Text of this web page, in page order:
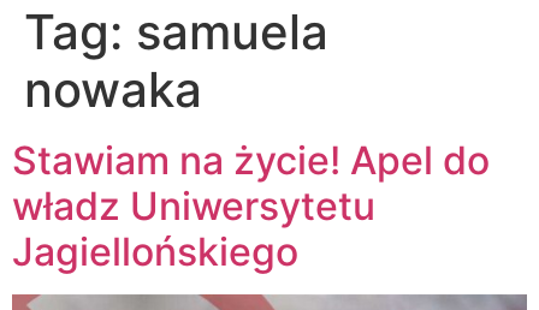
Tag: samuela
nowaka
Stawiam na życie! Apel do
władz Uniwersytetu
Jagiellońskiego